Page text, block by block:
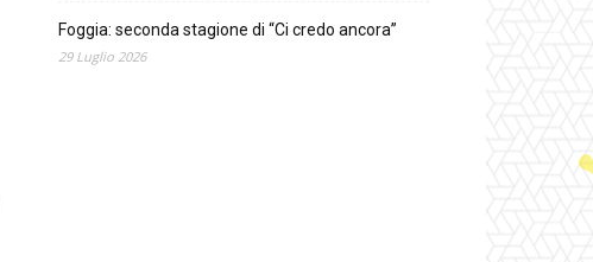
Foggia: seconda stagione di “Ci credo ancora”
29 Luglio 2026